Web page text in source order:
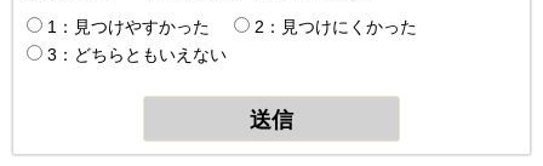
1：見つけやすかった
2：見つけにくかった
3：どちらともいえない